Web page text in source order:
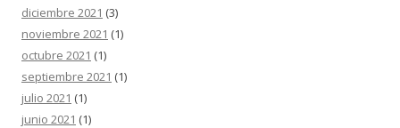
diciembre 2021 (3)
noviembre 2021 (1)
octubre 2021 (1)
septiembre 2021 (1)
julio 2021 (1)
junio 2021 (1)